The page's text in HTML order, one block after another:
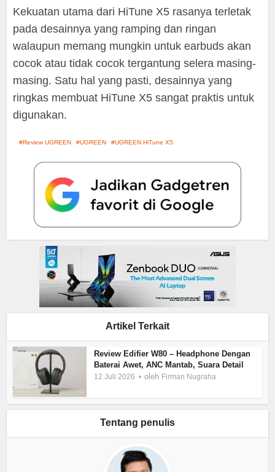
Kekuatan utama dari HiTune X5 rasanya terletak
pada desainnya yang ramping dan ringan
walaupun memang mungkin untuk earbuds akan
cocok atau tidak cocok tergantung selera masing-
masing. Satu hal yang pasti, desainnya yang
ringkas membuat HiTune X5 sangat praktis untuk
digunakan.
Review UGREEN UGREEN UGREEN HiTune X5
Artikel Terkait
Review Edifier W80 – Headphone Dengan
Baterai Awet, ANC Mantab, Suara Detail
12 Juli 2026 oleh Firman Nugraha
Tentang penulis